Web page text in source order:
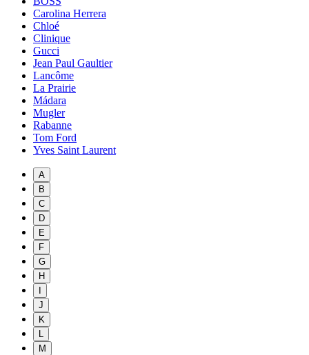
Carolina Herrera
Chloé
Clinique
Gucci
Jean Paul Gaultier
Lancôme
La Prairie
Mádara
Mugler
Rabanne
Tom Ford
Yves Saint Laurent
A
B
C
D
E
F
G
H
J
K
L
M